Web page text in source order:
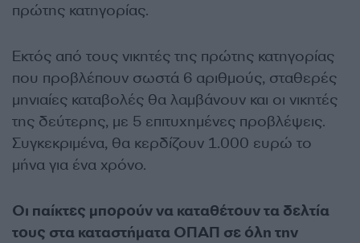
πρώτης κατηγορίας.
Εκτός από τους νικητές της πρώτης κατηγορίας
που προβλέπουν σωστά 6 αριθμούς, σταθερές
μηνιαίες καταβολές θα λαμβάνουν και οι νικητές
της δεύτερης, με 5 επιτυχημένες προβλέψεις.
Συγκεκριμένα, θα κερδίζουν 1.000 ευρώ το
μήνα για ένα χρόνο.
Οι παίκτες μπορούν να καταθέτουν τα δελτία
τους στα καταστήματα ΟΠΑΠ σε όλη την